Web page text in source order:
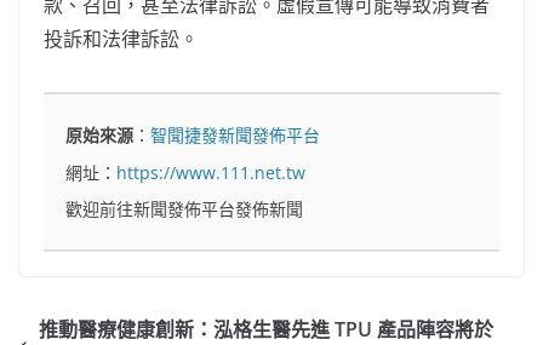
投訴和法律訴訟。
原始來源 ：智聞捷發新聞發佈平台
網址： https://www.111.net.tw
歡迎前往新聞發佈平台發佈新聞
推動醫療健康創新：泓格生醫先進 TPU 產品陣容將於